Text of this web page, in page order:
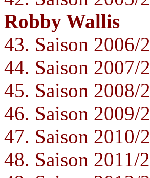
Robby Wallis
43. Saison 2006/
44. Saison 2007/
45. Saison 2008/
46. Saison 2009/
47. Saison 2010/
48. Saison 2011/